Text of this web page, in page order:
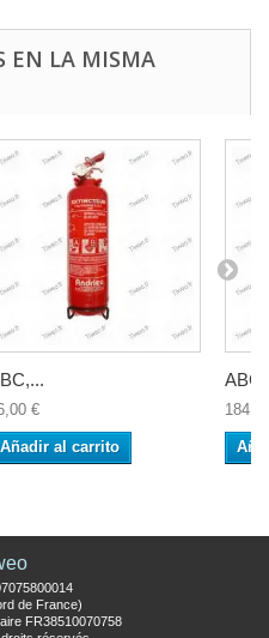
EN LA MISMA
€
Añadir al carrito
de France)
FR38510070758